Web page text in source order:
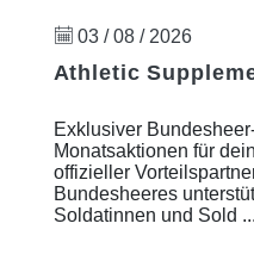
03 / 08 / 2026
Athletic
Exklusiver
Monatsaktionen für
offizieller
Bundesheeres
Soldatinnen und Sold ...